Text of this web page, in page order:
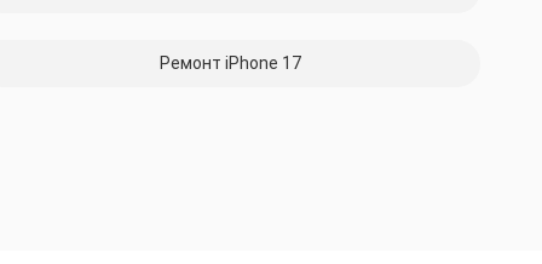
Ремонт iPhone 17